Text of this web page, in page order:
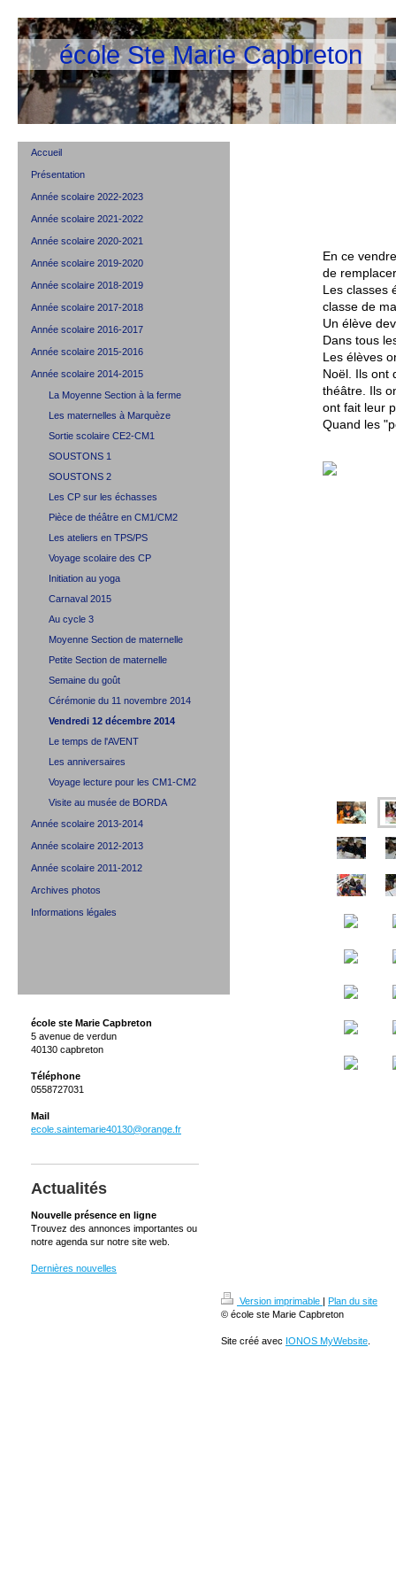
école Ste Marie Capbreton
En ce
de
Les classes
classe de
Un élève
Dans tous
Les élèves
Noël. Ils ont
théâtre. Ils
ont fait leur
Quand les
Accueil
Présentation
Année scolaire 2022-2023
Année scolaire 2021-2022
Année scolaire 2020-2021
Année scolaire 2019-2020
Année scolaire 2018-2019
Année scolaire 2017-2018
Année scolaire 2016-2017
Année scolaire 2015-2016
Année scolaire 2014-2015
La Moyenne Section à la ferme
Les maternelles à Marquèze
Sortie scolaire CE2-CM1
SOUSTONS 1
SOUSTONS 2
Les CP sur les échasses
Pièce de théâtre en CM1/CM2
Les ateliers en TPS/PS
Voyage scolaire des CP
Initiation au yoga
Carnaval 2015
Au cycle 3
Moyenne Section de maternelle
Petite Section de maternelle
Semaine du goût
Cérémonie du 11 novembre 2014
Vendredi 12 décembre 2014
Le temps de l'AVENT
Les anniversaires
Voyage lecture pour les CM1-CM2
Visite au musée de BORDA
Année scolaire 2013-2014
Année scolaire 2012-2013
Année scolaire 2011-2012
Archives photos
Informations légales
école ste Marie Capbreton
5 avenue de verdun
40130 capbreton
Téléphone
0558727031
Mail
ecole.saintemarie40130@orange.fr
Actualités
Nouvelle présence en ligne
Trouvez des annonces importantes ou
notre agenda sur notre site web.
Dernières nouvelles
Version imprimable | Plan du site
© école ste Marie Capbreton
Site créé avec IONOS MyWebsite